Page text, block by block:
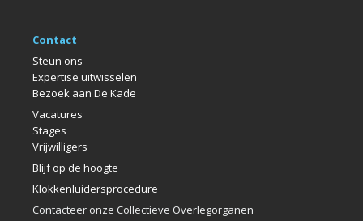
Contact
Steun ons
Expertise uitwisselen
Bezoek aan De Kade
Vacatures
Stages
Vrijwilligers
Blijf op de hoogte
Klokkenluidersprocedure
Contacteer onze Collectieve Overlegorganen